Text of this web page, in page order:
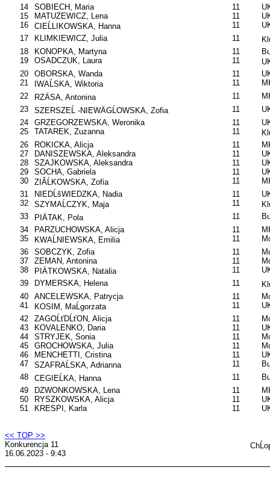
14
SOBIECH, Maria 11
15
MATUZEWICZ, Lena 11
16
CIEĹLIKOWSKA, Hanna 11
17
KLIMKIEWICZ, Julia 11
18
KONOPKA, Martyna 11
19
OSADCZUK, Laura 11
20
OBORSKA, Wanda 11
21
IWAĹSKA, Wiktoria 11
22
RZÄSA, Antonina 11
23
SZERSZEĹ -NIEWÄGĹOWSKA, Zofia 11
24
GRZEGORZEWSKA, Weronika 11
25
TATAREK, Zuzanna 11
26
ROKICKA, Alicja 11
27
DANISZEWSKA, Aleksandra 11
28
SZAJKOWSKA, Aleksandra 11
29
SOCHA, Gabriela 11
30
ZIĂĹKOWSKA, Zofia 11
31
NIEDĹšWIEDZKA, Nadia 11
32
SZYMAĹCZYK, Maja 11
33
PIÄTAK, Pola 11
34
PARZUCHOWSKA, Alicja 11
35
KWAĹNIEWSKA, Emilia 11
36
SOBCZYK, Zofia 11
37
ZEMAN, Antonina 11
38
PIÄTKOWSKA, Natalia 11
39
DYMERSKA, Helena 11
40
ANCELEWSKA, Patrycja 11
41
KOSIM, MaĹgorzata 11
42
ZAGOĹťDĹťON, Alicja 11
43
KOVALENKO, Daria 11
44
STRYJEK, Sonia 11
45
GROCHOWSKA, Julia 11
46
MENCHETTI, Cristina 11
47
SZAFRAĹSKA, Adrianna 11
48
CEGIEĹKA, Hanna 11
49
DZWONKOWSKA, Lena 11
50
RYSZKOWSKA, Alicja 11
51
KRESPI, Karla 11
<< TOP >>
Konkurencja 11
16.06.2023 - 9:43